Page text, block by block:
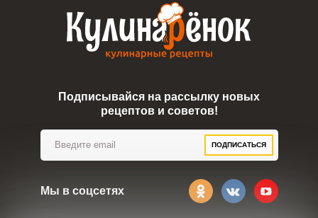
Подписывайся на рассылку новых
рецептов и советов!
ПОДПИСАТЬСЯ
Мы в соцсетях